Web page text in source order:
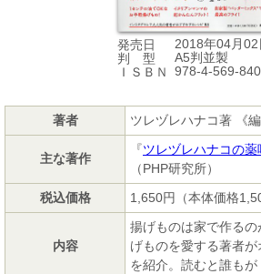
発売日
2018年04月02
判 型
A5判並製
ＩＳＢＮ
978-4-569-
著者 ツレヅレハナコ著 《編
主な著作
『ツレヅレハナコの
（PHP研究所）
税込価格
1,650円（本体価格
内容
揚げものは家で作る
げものを愛する著者
を紹介。読むと誰もが